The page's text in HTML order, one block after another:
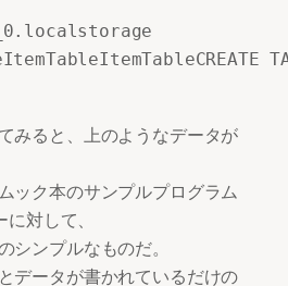
みると、上のようなデータが
ック本のサンプルプログラム
対して、
シンプルなものだ。
データが書かれているだけの